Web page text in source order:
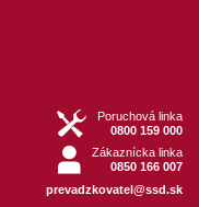
Poruchová linka
0800 159 000
Zákaznícka linka
0850 166 007
prevadzkovatel@ssd.sk